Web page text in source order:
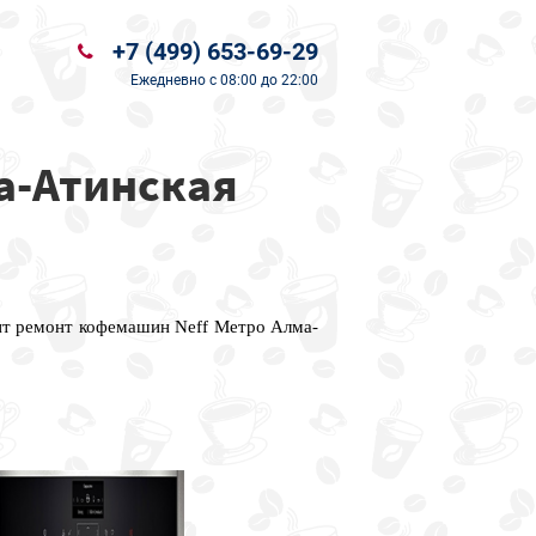
+7 (499) 653-69-29
Ежедневно с 08:00 до 22:00
Атинская
ремонт кофемашин Neff Метро Алма-